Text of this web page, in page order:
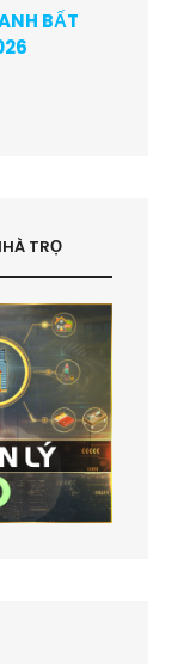
BẤT
TRỌ